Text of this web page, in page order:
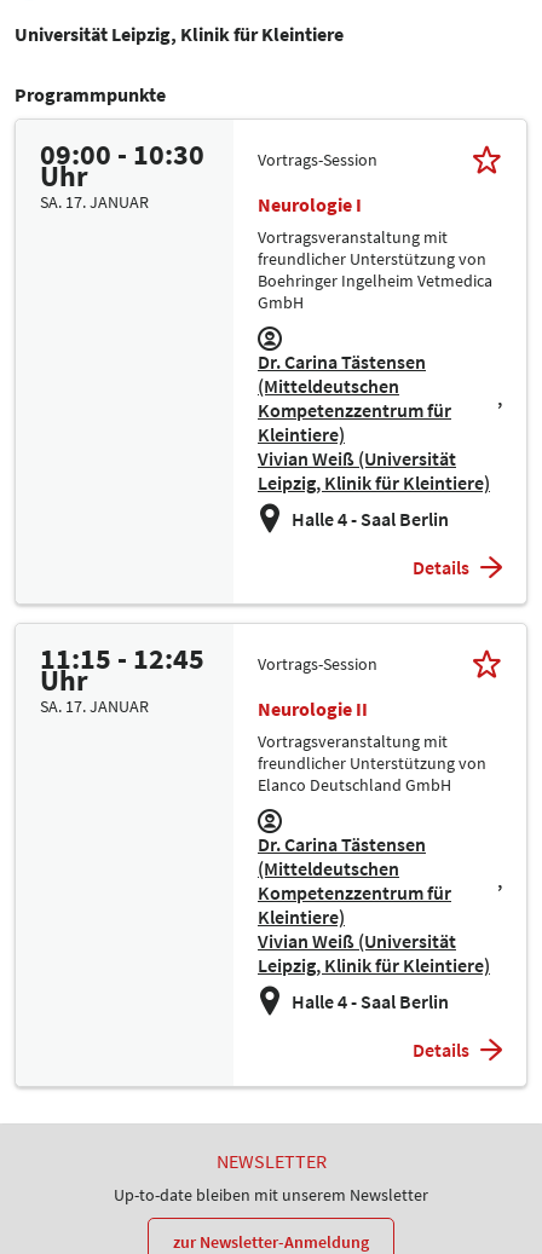
Universität Leipzig, Klinik für Kleintiere
Programmpunkte
09:00 - 10:30
Uhr
SA. 17. JANUAR
Vortrags-Session
Neurologie I
Vortragsveranstaltung mit
freundlicher Unterstützung von
Boehringer Ingelheim Vetmedica
GmbH
Dr. Carina Tästensen
(Mitteldeutschen
Kompetenzzentrum für
Kleintiere)
Vivian Weiß (Universität
Leipzig, Klinik für Kleintiere)
Halle 4 - Saal Berlin
Details
11:15 - 12:45
Uhr
SA. 17. JANUAR
Vortrags-Session
Neurologie II
Vortragsveranstaltung mit
freundlicher Unterstützung von
Elanco Deutschland GmbH
Dr. Carina Tästensen
(Mitteldeutschen
Kompetenzzentrum für
Kleintiere)
Vivian Weiß (Universität
Leipzig, Klinik für Kleintiere)
Halle 4 - Saal Berlin
Details
NEWSLETTER
Up-to-date bleiben mit unserem Newsletter
zur Newsletter-Anmeldung